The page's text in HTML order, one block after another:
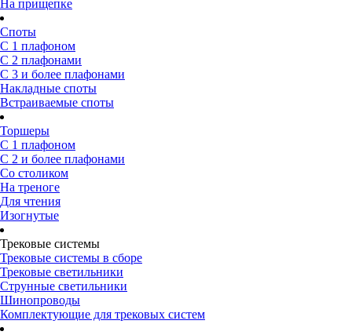
На прищепке
Споты
С 1 плафоном
С 2 плафонами
С 3 и более плафонами
Накладные споты
Встраиваемые споты
Торшеры
С 1 плафоном
С 2 и более плафонами
Со столиком
На треноге
Для чтения
Изогнутые
Трековые системы
Трековые системы в сборе
Трековые светильники
Струнные светильники
Шинопроводы
Комплектующие для трековых систем